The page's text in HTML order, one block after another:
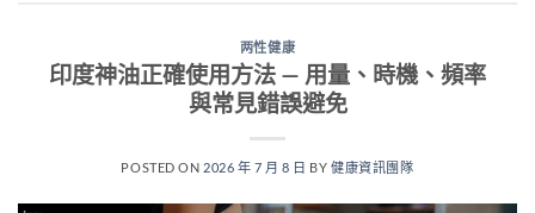
两性健康
印度神油正確使用方法 — 用量、時機、頻率
與常見錯誤避免
POSTED ON 2026 年 7 月 8 日 BY健康資訊團隊